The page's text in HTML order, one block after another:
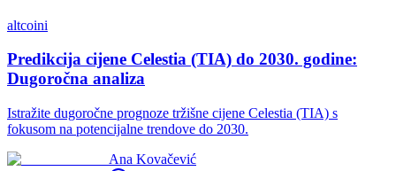
altcoini
Predikcija cijene Celestia (TIA) do 2030. godine:
Dugoročna analiza
Istražite dugoročne prognoze tržišne cijene Celestia (TIA) s
fokusom na potencijalne trendove do 2030.
Ana Kovačević